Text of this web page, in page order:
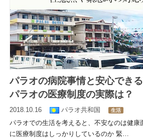
パラオの病院事情と安心できる
パラオの医療制度の実際は？
2018.10.16 パラオ共和国 生活
パラオでの生活を考えると、不安なのは健康
に医療制度はしっかりしているのか 緊